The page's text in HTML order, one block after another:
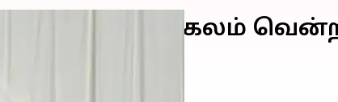
வெண்கலம்